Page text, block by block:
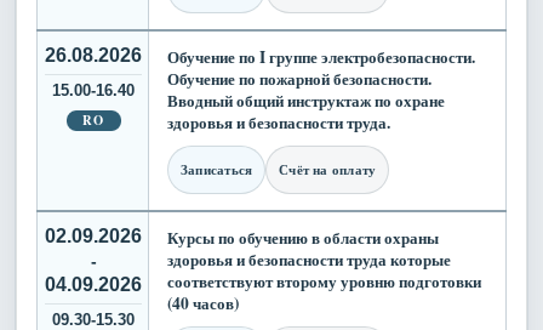
26.08.2026
15.00-16.40
RO
Обучение по I группе электробезопасности.
Обучение по пожарной безопасности.
Вводный общий инструктаж по охране
здоровья и безопасности труда.
Записаться Счёт на оплату
02.09.2026
-
04.09.2026
09.30-15.30
Курсы по обучению в области охраны
здоровья и безопасности труда которые
соответствуют второму уровню подготовки
(40 часов)